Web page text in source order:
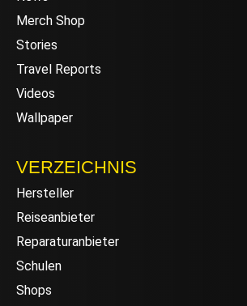
Merch Shop
Stories
Travel Reports
Videos
Wallpaper
VERZEICHNIS
Hersteller
Reiseanbieter
Reparaturanbieter
Schulen
Shops